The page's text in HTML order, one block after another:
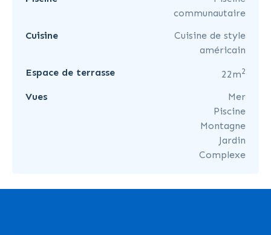
communautaire
Cuisine
Cuisine de style
américain
Espace de terrasse
22m2
Vues
Mer
Piscine
Montagne
Jardin
Complexe